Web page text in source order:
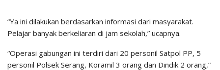
“Ya ini dilakukan berdasarkan informasi dari masyarakat.
Pelajar banyak berkeliaran di jam sekolah,” ucapnya.
“Operasi gabungan ini terdiri dari 20 personil Satpol PP, 5
personil Polsek Serang, Koramil 3 orang dan Dindik 2 orang,”